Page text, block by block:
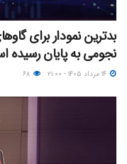
بدترین نمودار برای
نجومی به پایان رسیده